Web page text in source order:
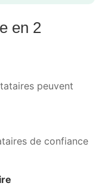
en 2
peuvent
de confiance